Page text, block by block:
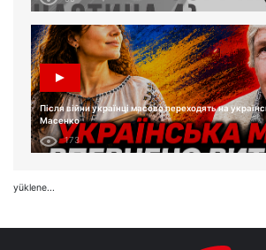
Після війни українці масово переходять на
Масенко
173
yüklene...